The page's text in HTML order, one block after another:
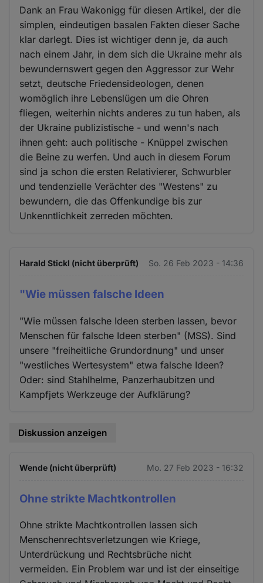
Dank an Frau Wakonigg für diesen Artikel, der die
simplen, eindeutigen basalen Fakten dieser Sache
klar darlegt. Dies ist wichtiger denn je, da auch
nach einem Jahr, in dem sich die Ukraine mehr als
bewundernswert gegen den Aggressor zur Wehr
setzt, deutsche Friedensideologen, denen
womöglich ihre Lebenslügen um die Ohren
fliegen, weiterhin nichts anderes zu tun haben, als
der Ukraine publizistische - und wenn's nach
ihnen geht: auch politische - Knüppel zwischen
die Beine zu werfen. Und auch in diesem Forum
sind ja schon die ersten Relativierer, Schwurbler
und tendenzielle Verächter des "Westens" zu
bewundern, die das Offenkundige bis zur
Unkenntlichkeit zerreden möchten.
Harald Stickl (nicht überprüft) So. 26 Feb 2023 - 14:36
"Wie müssen falsche Ideen
"Wie müssen falsche Ideen sterben lassen, bevor
Menschen für falsche Ideen sterben" (MSS). Sind
unsere "freiheitliche Grundordnung" und unser
"westliches Wertesystem" etwa falsche Ideen?
Oder: sind Stahlhelme, Panzerhaubitzen und
Kampfjets Werkzeuge der Aufklärung?
Diskussion anzeigen
Wende (nicht überprüft) Mo. 27 Feb 2023 - 16:32
Ohne strikte Machtkontrollen
Ohne strikte Machtkontrollen lassen sich
Menschenrechtsverletzungen wie Kriege,
Unterdrückung und Rechtsbrüche nicht
vermeiden. Ein Problem war und ist der einseitige